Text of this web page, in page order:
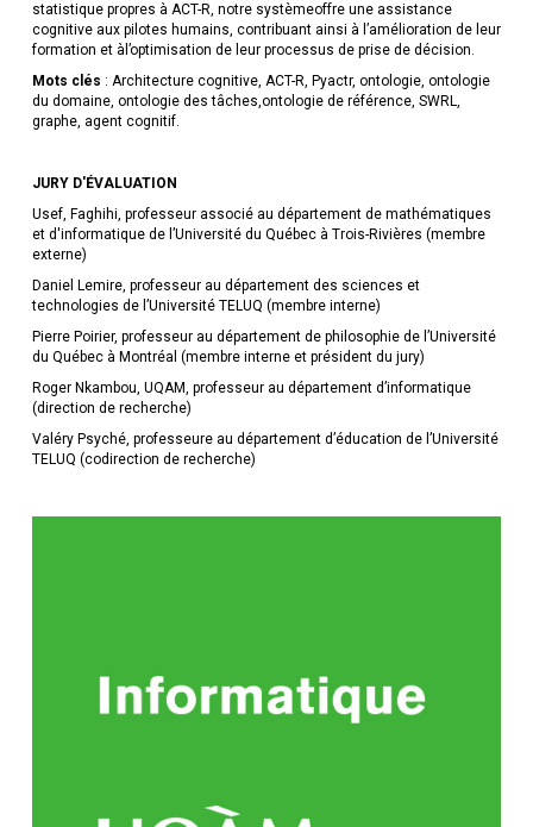
statistique propres à ACT-R, notre systèmeoffre une assistance
cognitive aux pilotes humains, contribuant ainsi à l’amélioration de leur
formation et àl’optimisation de leur processus de prise de décision.
Mots clés : Architecture cognitive, ACT-R, Pyactr, ontologie, ontologie
du domaine, ontologie des tâches,ontologie de référence, SWRL,
graphe, agent cognitif.
JURY D'ÉVALUATION
Usef, Faghihi, professeur associé au département de mathématiques
et d'informatique de l’Université du Québec à Trois-Rivières (membre
externe)
Daniel Lemire, professeur au département des sciences et
technologies de l’Université TELUQ (membre interne)
Pierre Poirier, professeur au département de philosophie de l’Université
du Québec à Montréal (membre interne et président du jury)
Roger Nkambou, UQAM, professeur au département d’informatique
(direction de recherche)
Valéry Psyché, professeure au département d’éducation de l’Université
TELUQ (codirection de recherche)